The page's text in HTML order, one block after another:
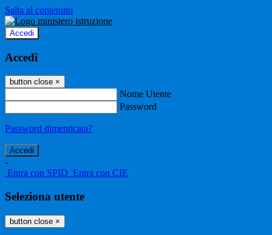
Salta al contenuto
Accedi
Accedi
button close ×
Nome Utente
Password
Password dimenticata?
-
Entra con SPID Entra con CIE
Seleziona utente
button close ×